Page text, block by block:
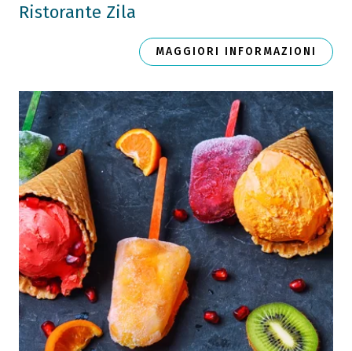
Ristorante Zila
MAGGIORI INFORMAZIONI